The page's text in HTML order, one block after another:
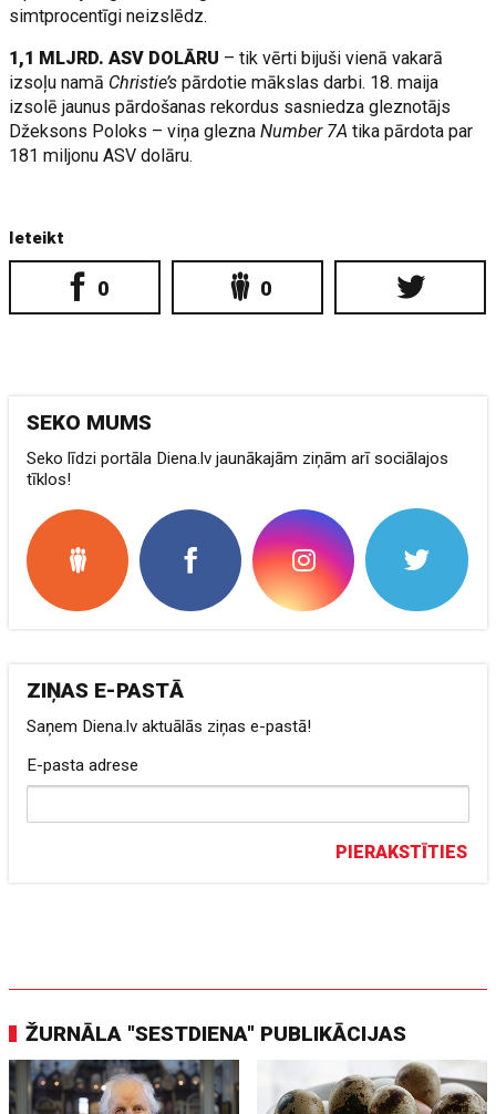
simtprocentīgi neizslēdz.
1,1 MLJRD. ASV DOLĀRU – tik vērti bijuši vienā vakarā
izsoļu namā Christie’s pārdotie mākslas darbi. 18. maija
izsolē jaunus pārdošanas rekordus sasniedza gleznotājs
Džeksons Poloks – viņa gleznaNumber 7A tika pārdota par
181 miljonu ASV dolāru.
Ieteikt
0 0
SEKO MUMS
Seko līdzi portāla Diena.lv jaunākajām ziņām arī sociālajos
tīklos!
ZIŅAS E-PASTĀ
Saņem Diena.lv aktuālās ziņas e-pastā!
E-pasta adrese
PIERAKSTĪTIES
ŽURNĀLA "SESTDIENA" PUBLIKĀCIJAS